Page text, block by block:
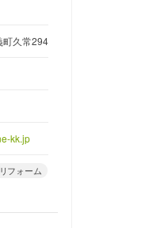
町久常294
kk.jp
リフォーム